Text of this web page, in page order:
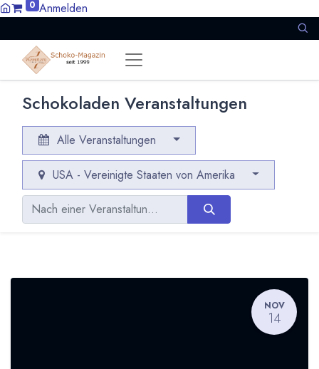
0 Anmelden
Schokoladen Veranstaltungen
Alle Veranstaltungen
USA - Vereinigte Staaten von Amerika
NOV
14